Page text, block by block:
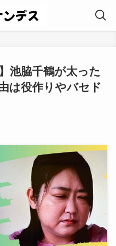
池脇千鶴が太った
は役作りやバセド